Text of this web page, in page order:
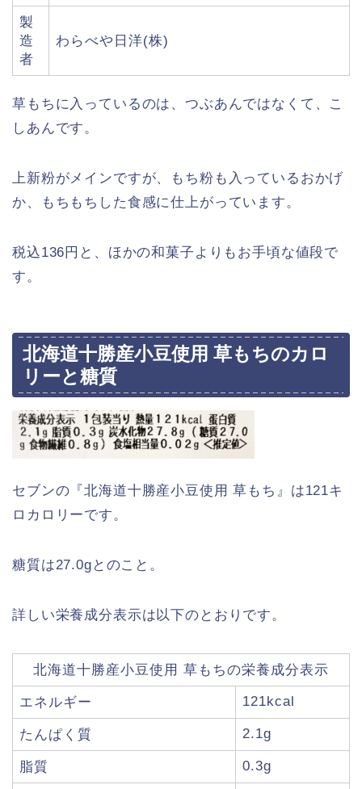
製
造
者
わらべや日洋(株)
草もちに入っているのは、つぶあんではなくて、こ
しあんです。
上新粉がメインですが、もち粉も入っているおかげ
か、もちもちした食感に仕上がっています。
税込136円と、ほかの和菓子よりもお手頃な値段で
す。
北海道十勝産小豆使用 草もちのカロ
リーと糖質
セブンの『北海道十勝産小豆使用 草もち』は121キ
ロカロリーです。
糖質は27.0gとのこと。
詳しい栄養成分表示は以下のとおりです。
北海道十勝産小豆使用 草もちの栄養成分表示
エネルギー 121kcal
たんぱく質 2.1g
脂質 0.3g